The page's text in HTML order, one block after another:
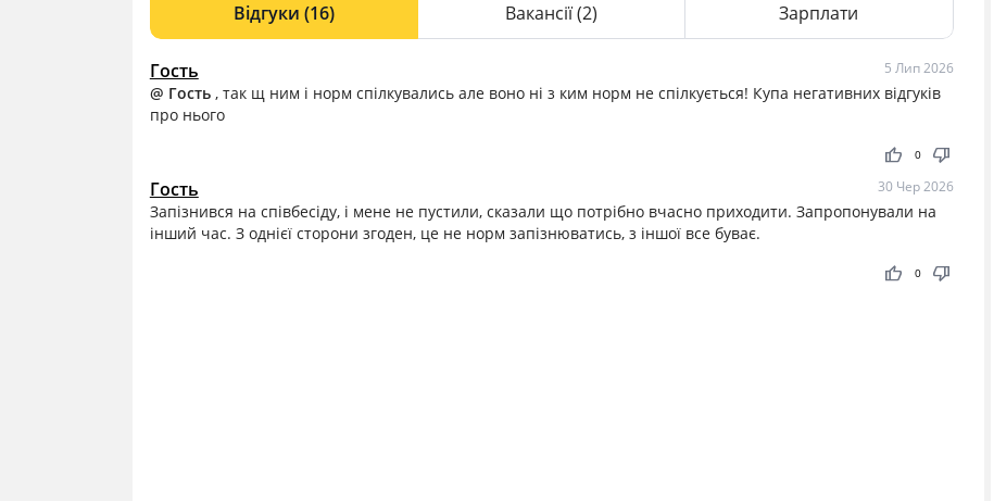
Відгуки (16) Вакансії(2) Зарплати
Гость 5 Лип 2026
@ Гость , так щ ним і норм спілкувались але воно ні з ким норм не спілкується! Купа негативних відгуків
про нього
thumb_up thumb_down
0
Гость 30 Чер 2026
Запізнився на співбесіду, і мене не пустили, сказали що потрібно вчасно приходити. Запропонували на
інший час. З однієї сторони згоден, це не норм запізнюватись, з іншої все буває.
thumb_up thumb_down
0